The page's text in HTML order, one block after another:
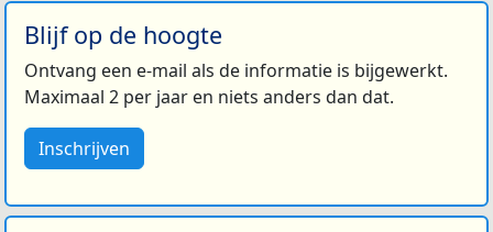
Blijf op de hoogte
Ontvang een e-mail als de informatie is bijgewerkt.
Maximaal 2 per jaar en niets anders dan dat.
Inschrijven